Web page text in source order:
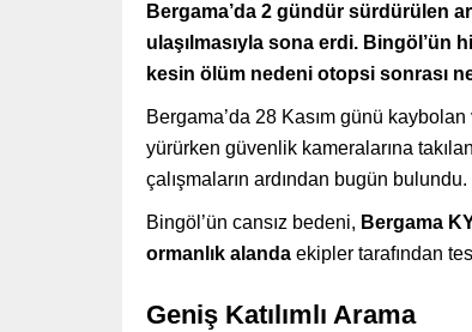
Bergama’da 2 gündür sürdürülen
ulaşılmasıyla sona erdi. Bingöl’ün
kesin ölüm nedeni otopsi sonrası
Bergama’da 28 Kasım günü
yürürken güvenlik kameralarına takılan
çalışmaların ardından bugün bulundu.
Bingöl’ün cansız bedeni, Bergama
ormanlık alanda ekipler tarafından
Geniş Katılımlı Arama